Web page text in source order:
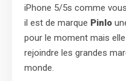
iPhone 5/5s comme
il est de marque Pinlo
pour le moment mais
rejoindre les grandes
monde.